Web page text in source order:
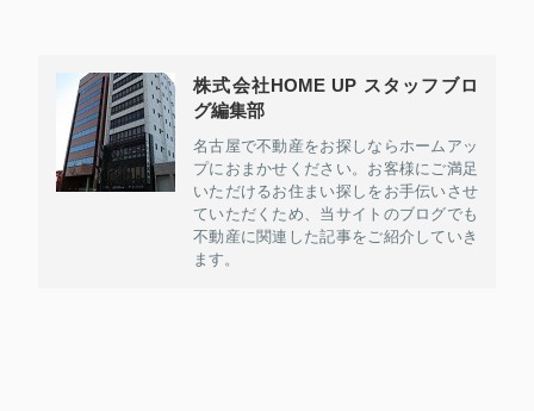
株式会社HOME UP スタッフブロ
グ編集部
名古屋で不動産をお探しならホームアッ
プにおまかせください。お客様にご満足
いただけるお住まい探しをお手伝いさせ
ていただくため、当サイトのブログでも
不動産に関連した記事をご紹介していき
ます。